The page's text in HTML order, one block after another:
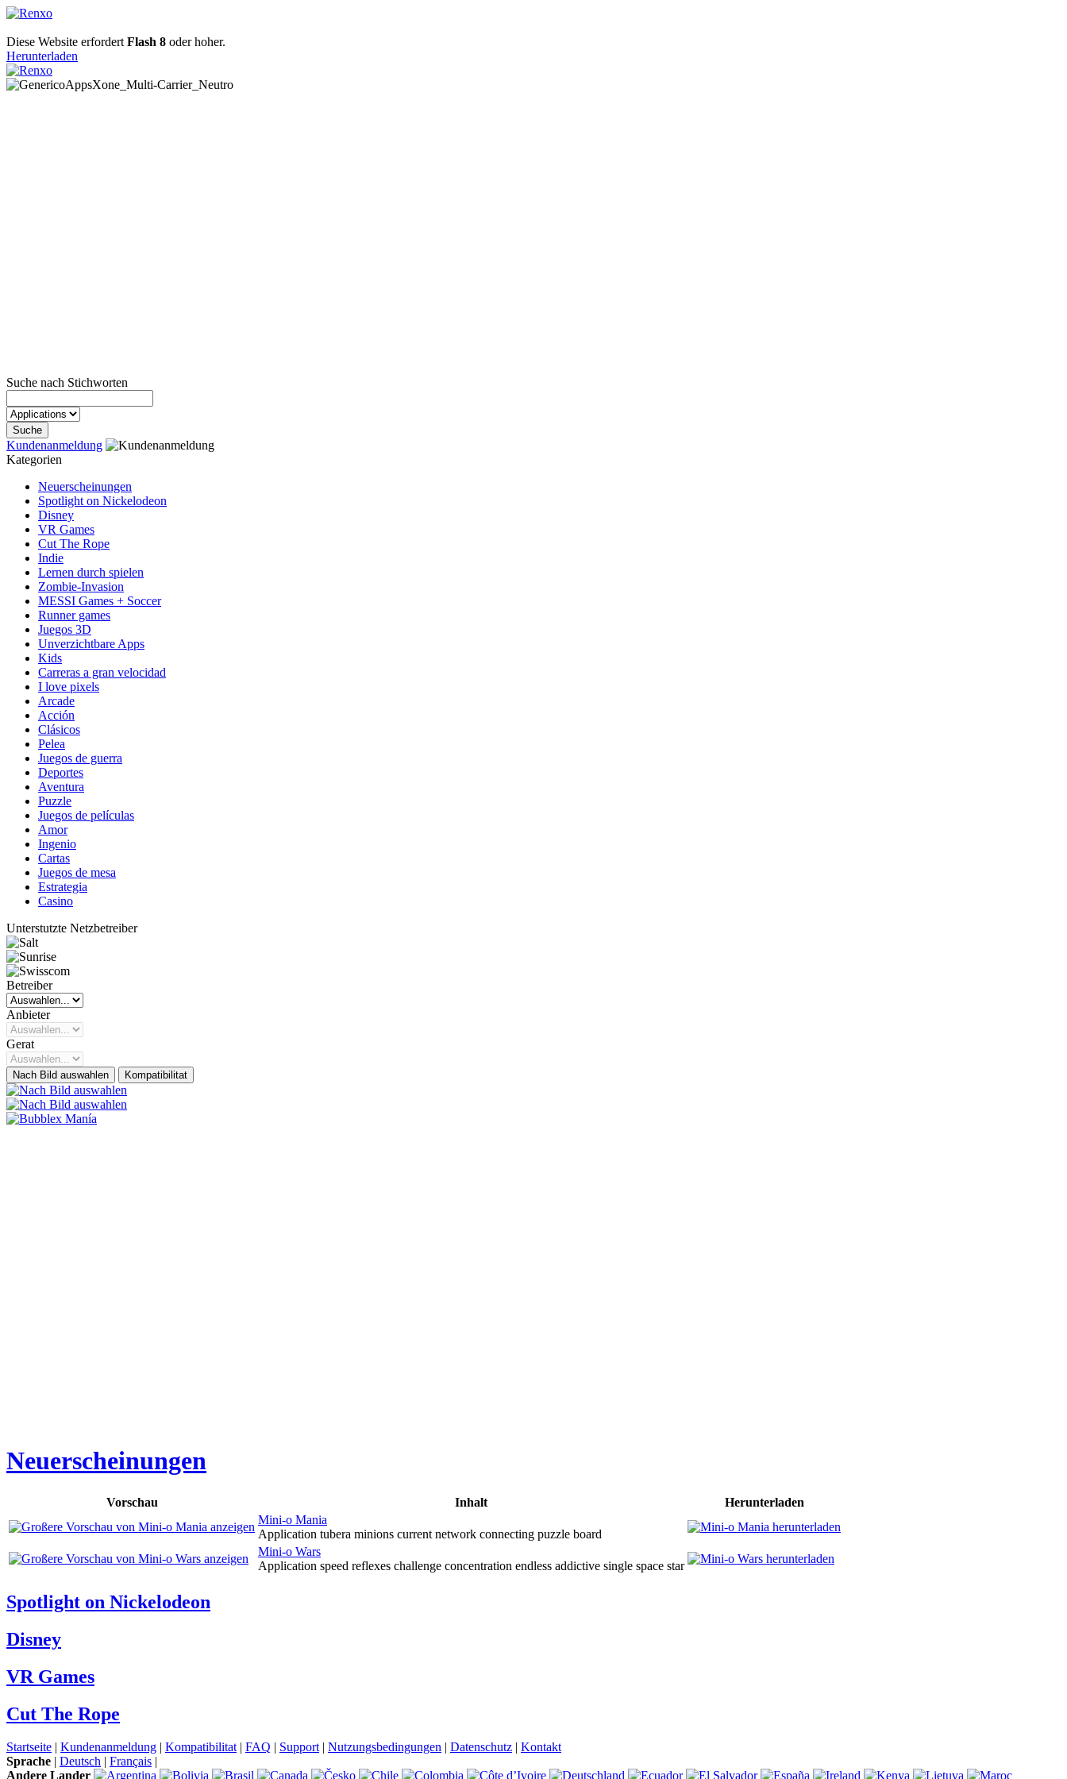
Diese Website erfordert Flash 8 oder hoher.
Herunterladen
Suche nach Stichworten
Kundenanmeldung
Kategorien
Neuerscheinungen
Spotlight on Nickelodeon
Disney
VR Games
Cut The Rope
Indie
Lernen durch spielen
Zombie-Invasion
MESSI Games + Soccer
Runner games
Juegos 3D
Unverzichtbare Apps
Kids
Carreras a gran velocidad
I love pixels
Arcade
Acción
Clásicos
Pelea
Juegos de guerra
Deportes
Aventura
Puzzle
Juegos de películas
Amor
Ingenio
Cartas
Juegos de mesa
Estrategia
Casino
Unterstutzte Netzbetreiber
Betreiber
Anbieter
Gerat
Neuerscheinungen
Vorschau Inhalt
Herunterladen
Mini-o Mania
Application tubera minions current network connecting puzzle board
Mini-o Wars
Application speed reflexes challenge concentration endless addictive single space star
Spotlight on Nickelodeon
Disney
VR Games
Cut The Rope
Startseite | Kundenanmeldung | Kompatibilitat| FAQ | Support| Nutzungsbedingungen | Datenschutz | Kontakt
Sprache | Deutsch | Français |
Andere Lander